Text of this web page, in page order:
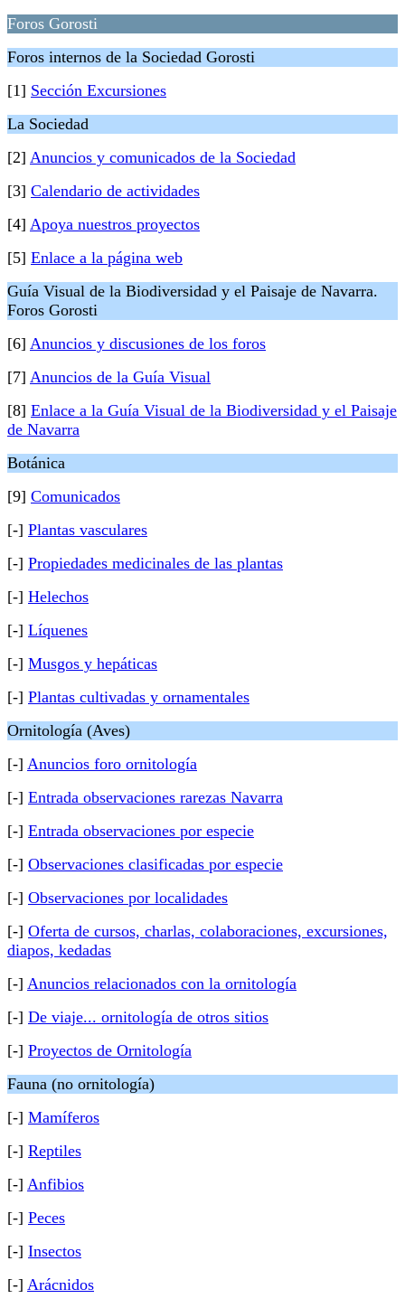
Foros Gorosti
Foros internos de la Sociedad Gorosti
[1] Sección Excursiones
La Sociedad
[2] Anuncios y comunicados de la Sociedad
[3] Calendario de actividades
[4] Apoya nuestros proyectos
[5] Enlace a la página web
Guía Visual de la Biodiversidad y el Paisaje de Navarra.
Foros Gorosti
[6] Anuncios y discusiones de los foros
[7] Anuncios de la Guía Visual
[8] Enlace a la Guía Visual de la Biodiversidad y el Paisaje
de Navarra
Botánica
[9] Comunicados
[-] Plantas vasculares
[-] Propiedades medicinales de las plantas
[-] Helechos
[-] Líquenes
[-] Musgos y hepáticas
[-] Plantas cultivadas y ornamentales
Ornitología (Aves)
[-] Anuncios foro ornitología
[-] Entrada observaciones rarezas Navarra
[-] Entrada observaciones por especie
[-] Observaciones clasificadas por especie
[-] Observaciones por localidades
[-] Oferta de cursos, charlas, colaboraciones, excursiones,
diapos, kedadas
[-] Anuncios relacionados con la ornitología
[-] De viaje... ornitología de otros sitios
[-] Proyectos de Ornitología
Fauna (no ornitología)
[-] Mamíferos
[-] Reptiles
[-] Anfibios
[-] Peces
[-] Insectos
[-] Arácnidos